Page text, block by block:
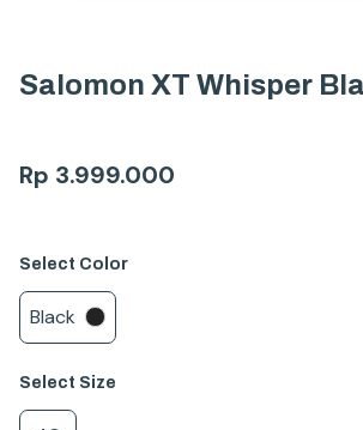
Salomon XT Whisper
Rp 3.999.000
Select Color
Black
Select Size